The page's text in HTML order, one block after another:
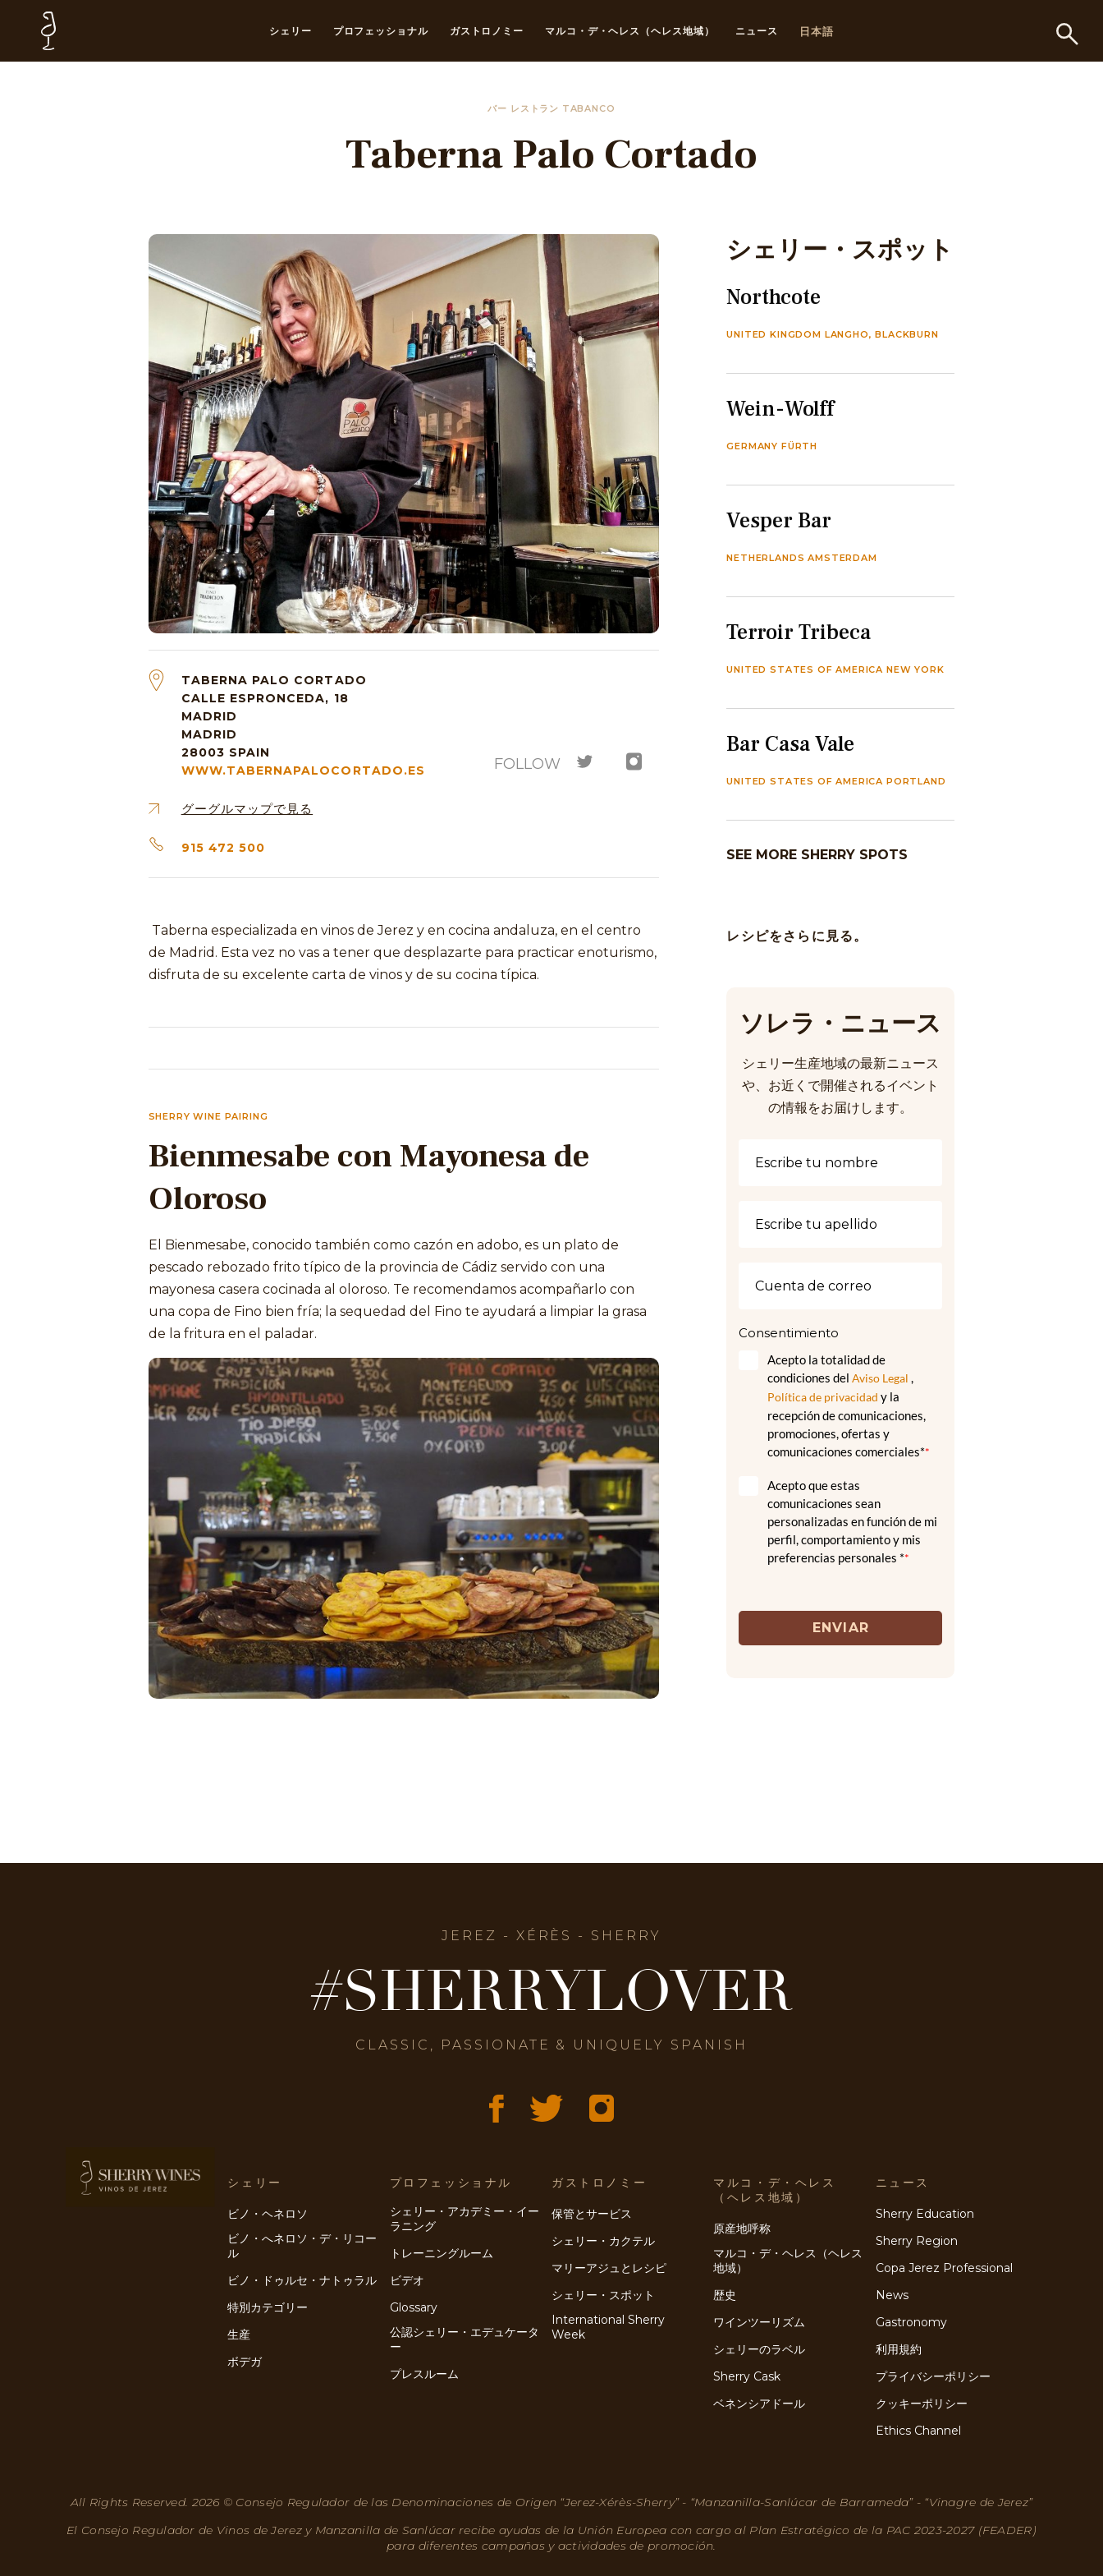
シェリー プロフェッショナル ガストロノミー マルコ・デ・ヘレス（ヘレス地域） ニュース 日本語
バー レストラン TABANCO
Taberna Palo Cortado
TABERNA PALO CORTADO
CALLE ESPRONCEDA, 18
MADRID
MADRID
28003 SPAIN
WWW.TABERNAPALOCORTADO.ES
グーグルマップで見る
915 472 500
FOLLOW
Taberna especializada en vinos de Jerez y en cocina andaluza, en el centro
de Madrid. Esta vez no vas a tener que desplazarte para practicar enoturismo,
disfruta de su excelente carta de vinos y de su cocina típica.
SHERRY WINE PAIRING
Bienmesabe con Mayonesa de
Oloroso
El Bienmesabe, conocido también como cazón en adobo, es un plato de
pescado rebozado frito típico de la provincia de Cádiz servido con una
mayonesa casera cocinada al oloroso. Te recomendamos acompañarlo con
una copa de Fino bien fría; la sequedad del Fino te ayudará a limpiar la grasa
de la fritura en el paladar.
シェリー・スポット
Northcote
UNITED KINGDOM LANGHO, BLACKBURN
Wein-Wolff
GERMANY FÜRTH
Vesper Bar
NETHERLANDS AMSTERDAM
Terroir Tribeca
UNITED STATES OF AMERICA NEW YORK
Bar Casa Vale
UNITED STATES OF AMERICA PORTLAND
SEE MORE SHERRY SPOTS
レシピをさらに見る。
ソレラ・ニュース
シェリー生産地域の最新ニュース
や、お近くで開催されるイベント
の情報をお届けします。
Consentimiento
Acepto la totalidad de
condiciones delAviso Legal ,
Política de privacidad y la
recepción de comunicaciones,
promociones, ofertas y
comunicaciones comerciales**
Acepto que estas
comunicaciones sean
personalizadas en función de mi
perfil, comportamiento y mis
preferencias personales **
ENVIAR
JEREZ - XÉRÈS - SHERRY
#SHERRYLOVER
CLASSIC, PASSIONATE & UNIQUELY SPANISH
シェリー
ビノ・ヘネロソ
ビノ・へネロソ・デ・リコー
ル
ビノ・ドゥルセ・ナトゥラル
特別カテゴリー
生産
ボデガ
プロフェッショナル
シェリー・アカデミー・イー
ラニング
トレーニングルーム
ビデオ
Glossary
公認シェリー・エデュケータ
ー
プレスルーム
ガストロノミー
保管とサービス
シェリー・カクテル
マリーアジュとレシピ
シェリー・スポット
International Sherry
Week
マルコ・デ・ヘレス
（ヘレス地域）
原産地呼称
マルコ・デ・ヘレス（ヘレス
地域）
歴史
ワインツーリズム
シェリーのラベル
Sherry Cask
ベネンシアドール
ニュース
Sherry Education
Sherry Region
Copa Jerez Professional
News
Gastronomy
利用規約
プライバシーポリシー
クッキーポリシー
Ethics Channel
All Rights Reserved. 2026 © Consejo Regulador de las Denominaciones de Origen “Jerez-Xérès-Sherry” - “Manzanilla-Sanlúcar de Barrameda” - “Vinagre de Jerez”
El Consejo Regulador de Vinos de Jerez y Manzanilla de Sanlúcar recibe ayudas de la Unión Europea con cargo al Plan Estratégico de la PAC 2023-2027 (FEADER)
para diferentes campañas y actividades de promoción.